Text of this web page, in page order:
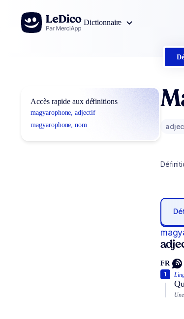
Aller au contenu
Dictionnaire
Accès rapide aux définitions
magyarophone, adjectif
magyarophone, nom
FR
1